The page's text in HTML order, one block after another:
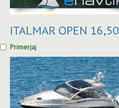
ITALMAR OPEN 16,50
Primerjaj